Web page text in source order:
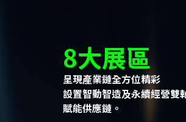
8大展區
呈現產業鏈全方位精彩
設置智動智造及永續經營雙
賦能供應鏈。